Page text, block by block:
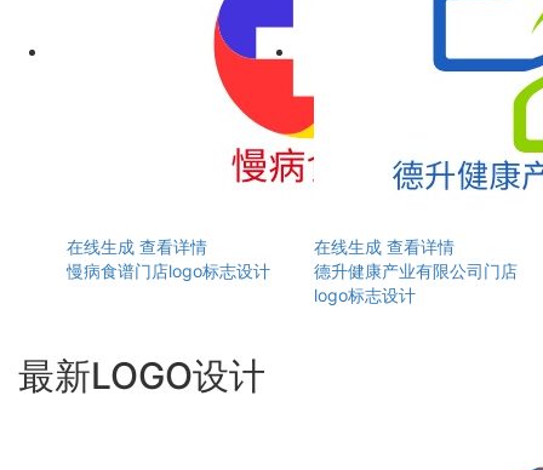
在线生成 查看详情
慢病食谱门店logo标志设计
在线生成 查看详情
德升健康产业有限公司门店
logo标志设计
最新LOGO设计